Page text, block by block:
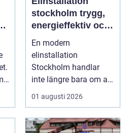
stockholm trygg,
energieffektiv och
framtidssäker el i
företagslokaler
En modern
elinstallation
Stockholm handlar
inte längre bara om att
få belysning och uttag
på rätt pl...
01 augusti 2026